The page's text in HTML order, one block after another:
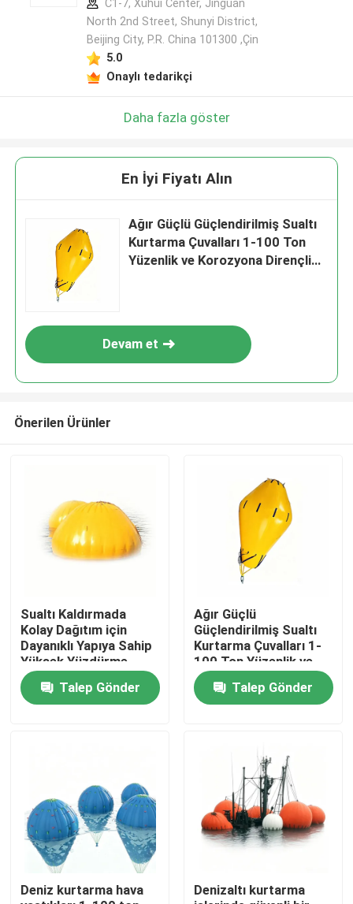
Ana sayfa
Ürünler
VİDEOLAR
C1-7, Xuhui Center, Jinguan
North 2nd Street, Shunyi District,
Beijing City, P.R. China 101300 ,Çin
5.0
Onaylı tedarikçi
Daha fazla göster
En İyi Fiyatı Alın
Ağır Güçlü Güçlendirilmiş Sualtı
Kurtarma Çuvalları 1-100 Ton
Yüzenlik ve Korozyona Dirençli
Devam et
Önerilen Ürünler
Sualtı Kaldırmada
Kolay Dağıtım için
Dayanıklı Yapıya Sahip
Yüksek Yüzdürme
Kapasiteli Deniz
Kurtarma Hava
Yastıkları
Talep Gönder
Ağır Güçlü
Güçlendirilmiş Sualtı
Kurtarma Çuvalları 1-
100 Ton Yüzenlik ve
Korozyona Dirençli
Deniz Kurtarma Hava
Yastıkları
Talep Gönder
Deniz kurtarma hava
Denizaltı kurtarma